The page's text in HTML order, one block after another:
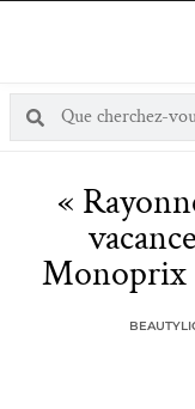
«
Monoprix